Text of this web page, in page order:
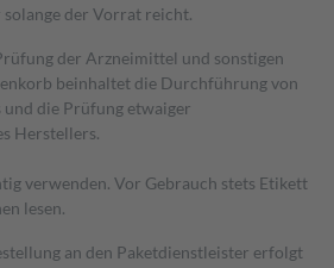
der Vorrat reicht.
der Arzneimittel und sonstigen
beinhaltet die Durchführung von
die Prüfung etwaiger
Herstellers.
verwenden. Vor Gebrauch stets Etikett
lesen.
an den Paketdienstleister erfolgt